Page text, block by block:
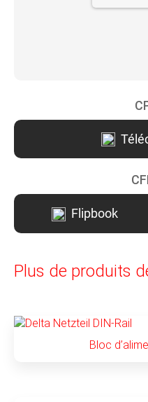
Flipbook
Plus de produits
Bloc